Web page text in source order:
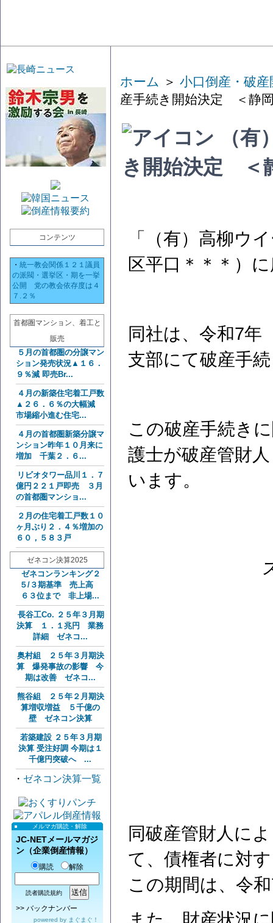
コンテンツ
・ 統一教会関係１２１議員
の派閥・選挙区・期を一挙
公開 党の教会依存度は４
７.２％
首都圏マンション、着工と
販売
５月の首都圏の分譲マン
ション発売状況▲１６．
９％減 即売Br...
４月の新築住宅着工戸数
▲２６．６％の大幅減
市場縮小進む住宅...
４月の首都圏新築分譲マ
ンション昨年１０月来に
増加 千葉２．６...
リビオタワー品川１．７
億円２２１戸即売 ３月
の首都圏マンショ...
２月の住宅着工戸数１０
ヶ月ぶり２．４％増加の
６０，５８３戸
ゼネコン決算2025
ゼネコンランキング２
５/３期基準 売上高
６３位まで 非上場...
長谷工Co. ２５年３月期
決算 １．１兆円 業務
詳細 ゼネコ...
奥村組 ２５年３月期決
算 爆発事故の影響 今
期は改善 ゼネコ...
熊谷組 ２５年２月期決
算増収増益 ５千億の
壁 ゼネコン決算
若築建設 ２５年３月期
決算 受注好調 今期は１
千億円突破へ ...
・ ゼネコン決算一覧
メルマガ購読・解除
JC-NETメールマガジ
ン（企業倒産情報）
購読 解除
読者購読規約
>> バックナンバー
powered by まぐまぐ！
ホーム ＞ 小口倒産・破産
産手続き開始決定 ＜静
（有
き開始決定 ＜
「（有）高柳ウ
区平口＊＊＊）
同社は、令和7年
支部にて破産手
この破産手続き
護士が破産管財
います。
同破産管財人に
て、債権者に対
この期間は、令